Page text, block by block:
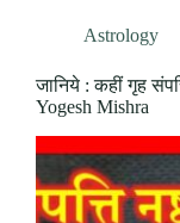
Astrology
जानिये : कहीं गृह
Yogesh Mishra